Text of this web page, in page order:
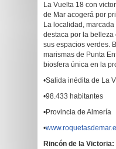
La Vuelta 18 con
de Mar acogerá por
La localidad,
destaca por la belleza
sus espacios verdes.
marismas de Punta
biosfera única en la
•Salida inédita de La
•98.433 habitantes
•Provincia de Almería
•
Rincón de la Victoria: